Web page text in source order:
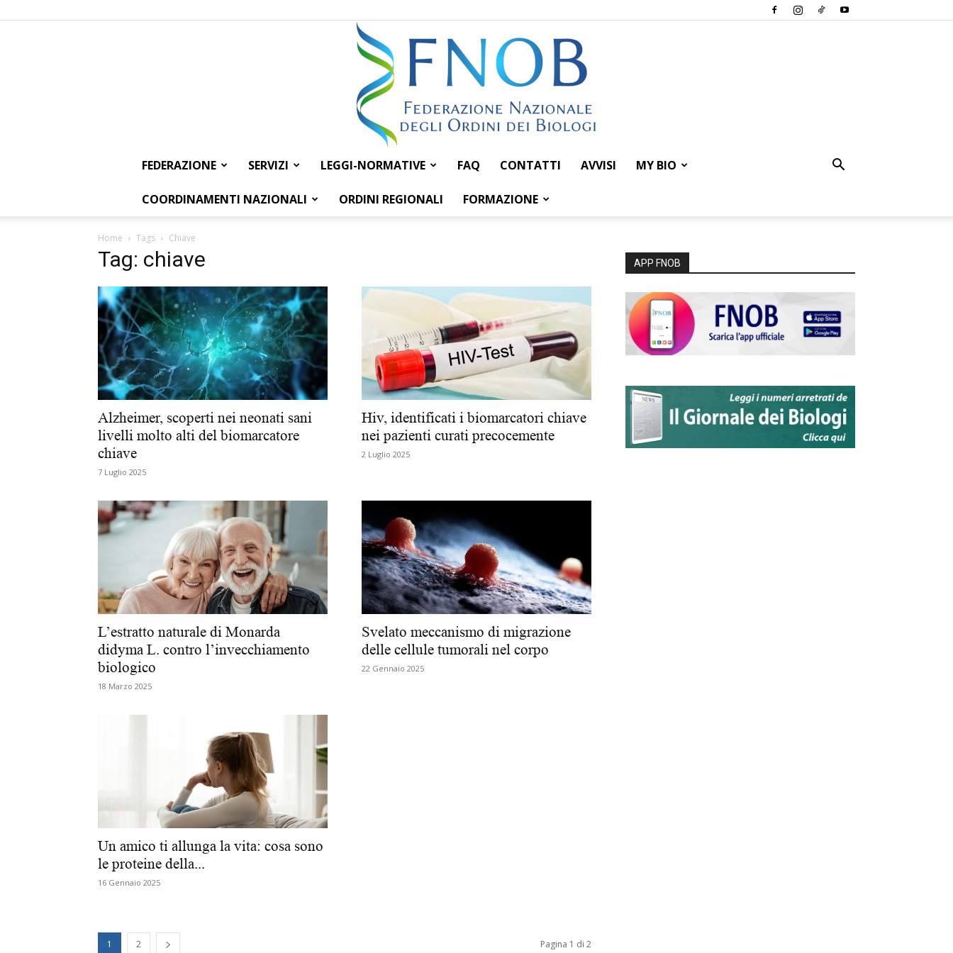
Federazione
Nazionale
degli
Biologi
FEDERAZIONE SERVIZI LEGGI-NORMATIVE FAQ CONTATTI AVVISI MY BIO
COORDINAMENTI NAZIONALI ORDINI REGIONALI FORMAZIONE
Home Tags Chiave
Tag: chiave
Alzheimer, scoperti nei neonati sani
livelli molto alti del biomarcatore
chiave
7 Luglio 2025
Hiv, identificati i biomarcatori chiave
nei pazienti curati precocemente
2 Luglio 2025
L’estratto naturale di Monarda
didyma L. contro l’invecchiamento
biologico
18 Marzo 2025
Svelato meccanismo di migrazione
delle cellule tumorali nel corpo
22 Gennaio 2025
Un amico ti allunga la vita: cosa sono
le proteine della...
16 Gennaio 2025
1 2 Pagina 1 di 2
APP FNOB